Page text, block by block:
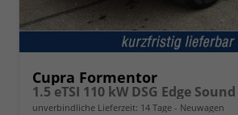
Cupra Formentor
1.5 eTSI 110 kW DSG Edge Sound
unverbindliche Lieferzeit: 14 Tage Neuwagen